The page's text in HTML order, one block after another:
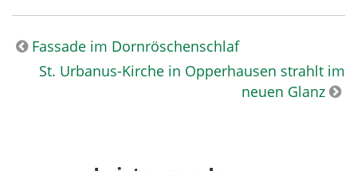
Fassade im Dornröschenschlaf
St. Urbanus-Kirche in Opperhausen strahlt im
neuen Glanz